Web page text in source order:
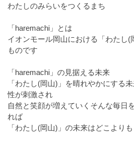
わたしのみらいをつくるまち
「haremachi」とは
イオンモール岡山における「わたし
ものです
「haremachi」の見据える未来
「わたし(岡山)」を晴れやかにする
性が刺激され
自然と笑顔が増えていくそんな毎日
れば
「わたし(岡山)」の未来はどこより